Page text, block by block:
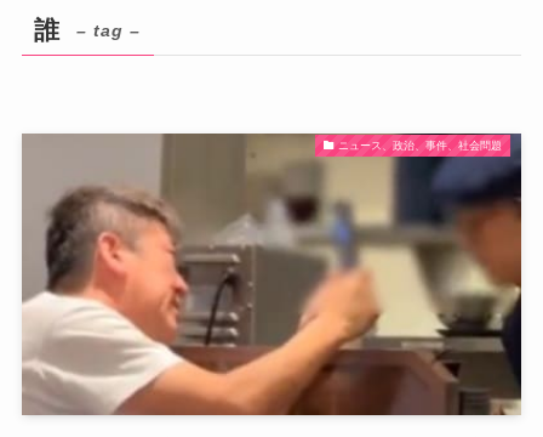
誰 – tag –
ニュース、政治、事件、社会問題